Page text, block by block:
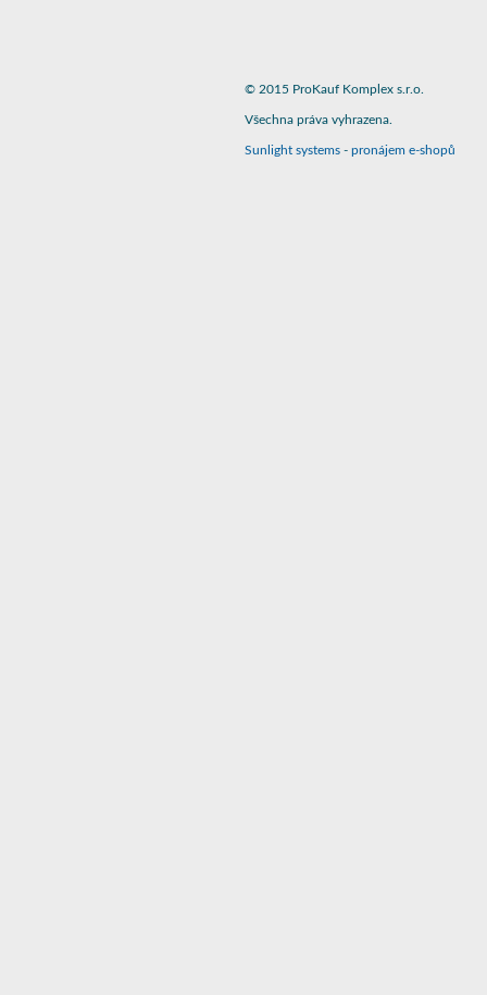
© 2015 ProKauf Komplex s.r.o.
Všechna práva vyhrazena.
Sunlight systems - pronájem e-shopů